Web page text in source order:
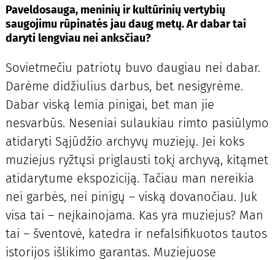
Paveldosauga, meninių ir kultūrinių vertybių
saugojimu rūpinatės jau daug metų. Ar dabar tai
daryti lengviau nei anksčiau?
Sovietmečiu patriotų buvo daugiau nei dabar.
Darėme didžiulius darbus, bet nesigyrėme.
Dabar viską lemia pinigai, bet man jie
nesvarbūs. Neseniai sulaukiau rimto pasiūlymo
atidaryti Sąjūdžio archyvų muziejų. Jei koks
muziejus ryžtųsi priglausti tokį archyvą, kitąmet
atidarytume ekspoziciją. Tačiau man nereikia
nei garbės, nei pinigų – viską dovanočiau. Juk
visa tai – neįkainojama. Kas yra muziejus? Man
tai – šventovė, katedra ir nefalsifikuotos tautos
istorijos išlikimo garantas. Muziejuose